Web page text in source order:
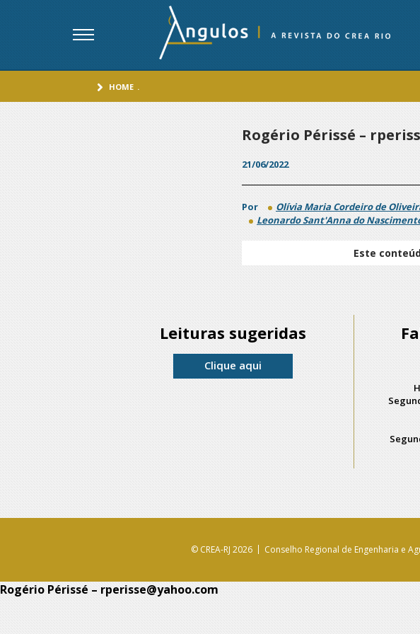
HOME .
Rogério Périssé –
21/06/2022
Por Olívia Maria Cordeiro de
Leonardo Sant'Anna do
Este
Leituras sugeridas
Clique aqui
© CREA-RJ 2026 Conselho Regional de Engenharia e
Rogério Périssé – rperisse@yahoo.com